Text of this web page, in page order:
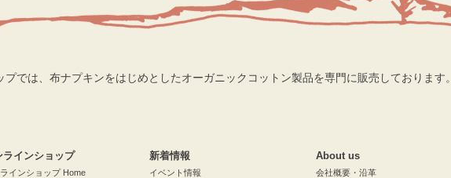
では、布ナプキンをはじめとしたオーガニックコットン製品を専門に販売しております。
ラインショップ
インショップ Home
新着情報
イベント情報
About us
会社概要・沿革